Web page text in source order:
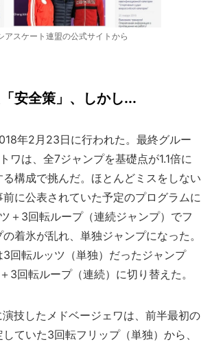
アスケート連盟の公式サイトから
安全策」、しかし...
年2月23日に行われた。最終グルー
ワは、全7ジャンプを基礎点が1.1倍に
構成で挑んだ。ほとんどミスをしない
に公表されていた予定のプログラムに
＋3回転ループ（連続ジャンプ）でフ
着氷が乱れ、単独ジャンプになった。
回転ルッツ（単独）だったジャンプ
3回転ループ（連続）に切り替えた。
技したメドベージェワは、前半最初の
ていた3回転フリップ（単独）から、